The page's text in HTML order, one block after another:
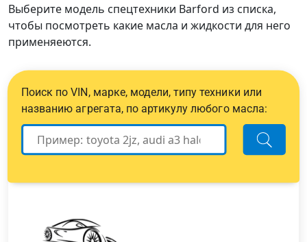
Выберите модель спецтехники Barford из списка,
чтобы посмотреть какие масла и жидкости для него
применяеются.
Поиск по VIN, марке, модели, типу техники или
названию агрегата, по артикулу любого масла: